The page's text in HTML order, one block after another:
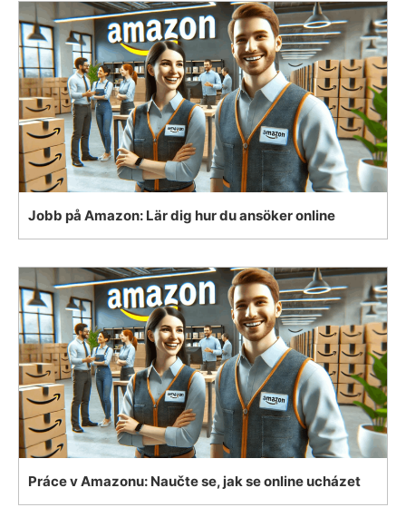
Jobb på Amazon: Lär dig hur du ansöker online
Práce v Amazonu: Naučte se, jak se online ucházet